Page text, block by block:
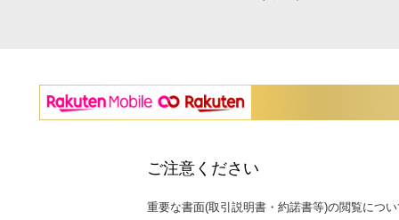
ご注意ください
重要な書面(取引説明書・約諾書等)の閲覧につ